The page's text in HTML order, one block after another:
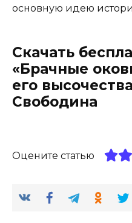
основную идею
Скачать
«Брачные
его
Свободина
Оцените статью